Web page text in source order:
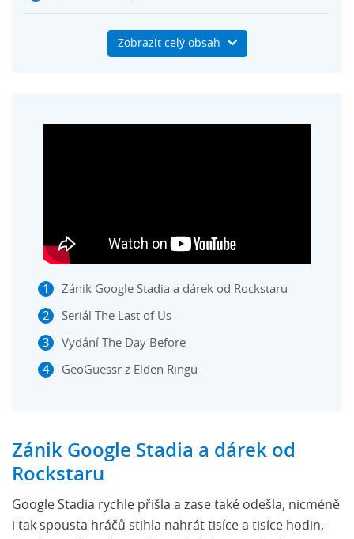
GeoGuessr z Elden Ringu
Zobrazit celý obsah
Zánik Google Stadia a dárek od Rockstaru
Seriál The Last of Us
Vydání The Day Before
GeoGuessr z Elden Ringu
Zánik Google Stadia a dárek od
Rockstaru
Google Stadia rychle přišla a zase také odešla, nicméně
i tak spousta hráčů stihla nahrát tisíce a tisíce hodin,